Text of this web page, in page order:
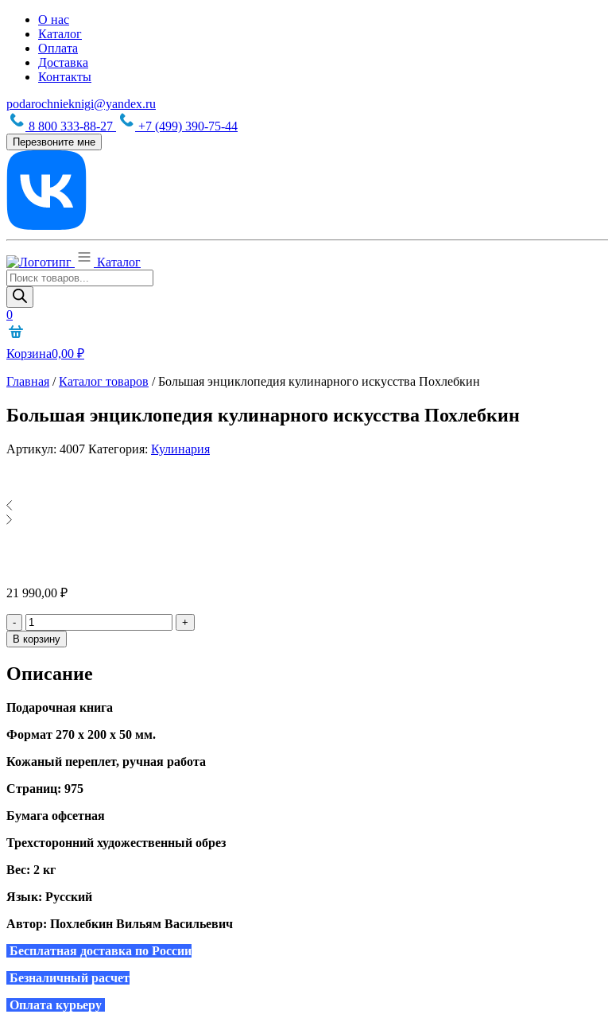
О нас
Каталог
Оплата
Доставка
Контакты
podarochnieknigi@yandex.ru
8 800 333-88-27
+7 (499) 390-75-44
Перезвоните мне
Каталог
Поиск
товаров
0
Корзина0,00 ₽
Главная /Каталог товаров /Большая энциклопедия кулинарного искусства Похлебкин
Большая энциклопедия кулинарного искусства Похлебкин
Артикул: 4007 Категория: Кулинария
21 990,00 ₽
- Количество
+
В корзину
Описание
Подарочная книга
Формат 270 х 200 х 50 мм.
Кожаный переплет, ручная работа
Страниц: 975
Бумага офсетная
Трехсторонний художественный обрез
Вес: 2 кг
Язык: Русский
Автор: Похлебкин Вильям Васильевич
Бесплатная доставка по России
Безналичный расчет
Оплата курьеру